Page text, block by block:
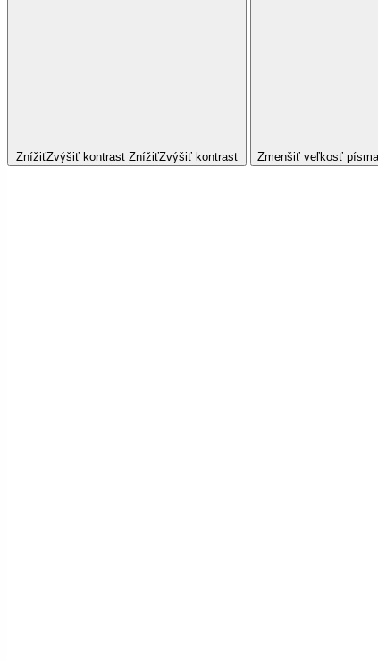
ZnížiťZvýšiť kontrast ZnížiťZvýšiť kontrast Zmenšiť veľkosť písma